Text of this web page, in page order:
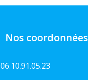
Nos coordonnées
06.10.91.05.23